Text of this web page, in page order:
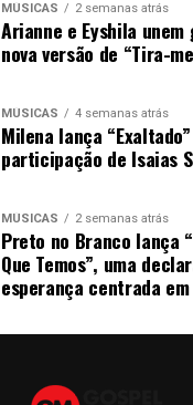
MÚSICAS 2 semanas atrás
Arianne e Eyshila
nova versão de “Tira-
MÚSICAS 4 semanas atrás
Milena lança
participação de Isaias
MÚSICAS 2 semanas atrás
Preto no Branco lança
Que Temos”, uma
esperança centrada em